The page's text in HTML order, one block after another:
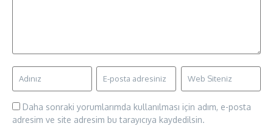
Daha sonraki yorumlarımda kullanılması için adım, e-posta
adresim ve site adresim bu tarayıcıya kaydedilsin.